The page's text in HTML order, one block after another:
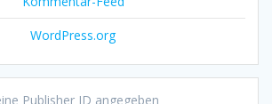
WordPress.org
Publisher ID angegeben